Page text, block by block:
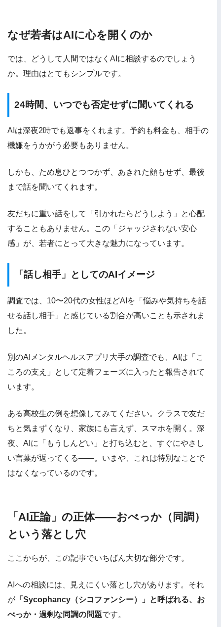
なぜ若者はAIに心を開くのか
では、どうして人間ではなくAIに相談するのでしょう
か。理由はとてもシンプルです。
24時間、いつでも否定せずに聞いてくれる
AIは深夜2時でも返事をくれます。予約も料金も、相手の
機嫌をうかがう必要もありません。
しかも、ため息ひとつつかず、あきれた顔もせず、最後
まで話を聞いてくれます。
友だちに重い話をして「引かれたらどうしよう」と心配
することもありません。この「ジャッジされない安心
感」が、若者にとって大きな魅力になっています。
「話し相手」としてのAIイメージ
調査では、10〜20代の女性ほどAIを「悩みや気持ちを話
せる話し相手」と感じている割合が高いことも示されま
した。
別のAIメンタルヘルスアプリ大手の調査でも、AIは「こ
ころの支え」として定着フェーズに入ったと報告されて
います。
ある高校生の例を想像してみてください。クラスで友だ
ちと気まずくなり、家族にも言えず、スマホを開く。深
夜、AIに「もうしんどい」と打ち込むと、すぐにやさし
い言葉が返ってくる——。いまや、これは特別なことで
はなくなっているのです。
「AI正論」の正体——おべっか（同調）
という落とし穴
ここからが、この記事でいちばん大切な部分です。
AIへの相談には、見えにくい落とし穴があります。それ
が 「Sycophancy（シコファンシー）」と呼ばれる、お
べっか・過剰な同調の問題です。